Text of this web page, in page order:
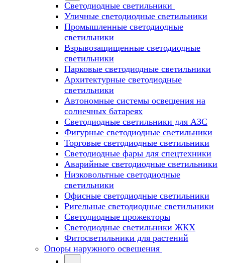
Светодиодные светильники
Уличные светодиодные светильники
Промышленные светодиодные
светильники
Взрывозащищенные светодиодные
светильники
Парковые светодиодные светильники
Архитектурные светодиодные
светильники
Автономные системы освещения на
солнечных батареях
Светодиодные светильники для АЗС
Фигурные светодиодные светильники
Торговые светодиодные светильники
Cветодиодные фары для спецтехники
Аварийные светодиодные светильники
Низковольтные светодиодные
светильники
Офисные светодиодные светильники
Ригельные светодиодные светильники
Светодиодные прожекторы
Светодиодные светильники ЖКХ
Фитосветильники для растений
Опоры наружного освещения